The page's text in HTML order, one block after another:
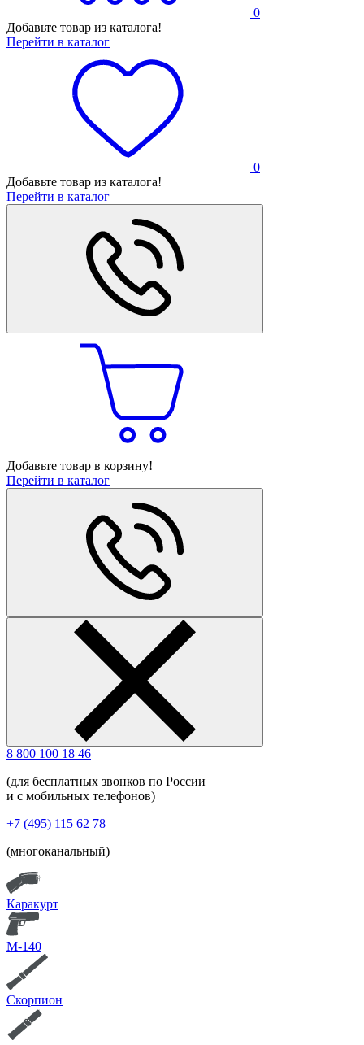
0
Добавьте товар из каталога!
Перейти в каталог
0
Добавьте товар из каталога!
Перейти в каталог
Добавьте товар в корзину!
Перейти в каталог
8 800 100 18 46
(для бесплатных звонков по России
и с мобильных телефонов)
+7 (495) 115 62 78
(многоканальный)
Каракурт
М-140
Скорпион